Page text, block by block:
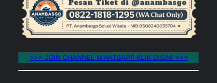
>>> JOIN CHANNEL WHATSAPP KLIK DISINI <<<